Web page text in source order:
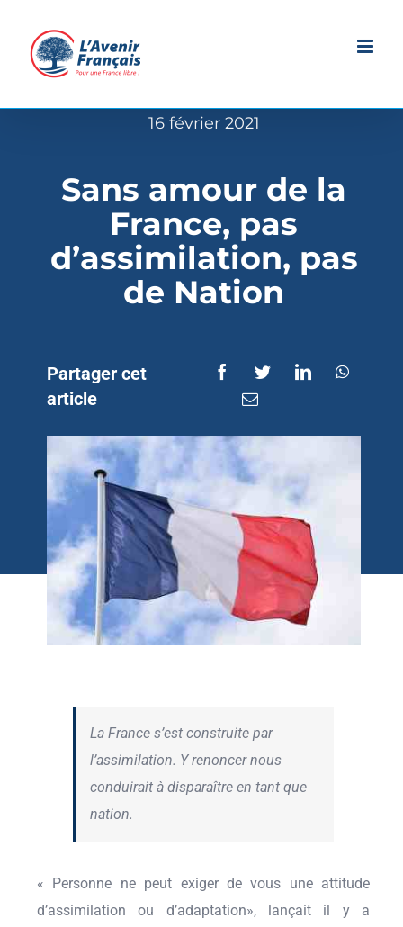
contenu
16 février 2021
Sans amour de la
France, pas
d’assimilation, pas
de Nation
Partager cet
article
La France s’est construite par
l’assimilation. Y renoncer nous
conduirait à disparaître en tant que
nation.
« Personne ne peut exiger de vous une attitude
d’assimilation ou d’adaptation», lançait il y a